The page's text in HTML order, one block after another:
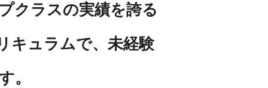
クラスの実績を誇る
キュラムで、未経験
。